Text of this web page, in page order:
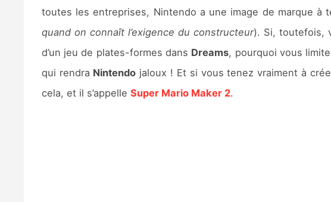
toutes les entreprises, Nintendo a une image de marque
quand on connaît l’exigence du constructeur). Si, toutefois,
d’un jeu de plates-formes dans Dreams, pourquoi vous
qui rendra Nintendo jaloux ! Et si vous tenez vraiment à
cela, et il s’appelle Super Mario Maker 2.